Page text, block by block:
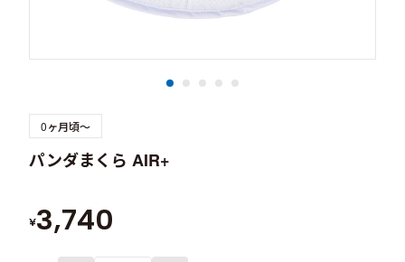
0ヶ月頃～
パンダまくら AIR+
¥3,740